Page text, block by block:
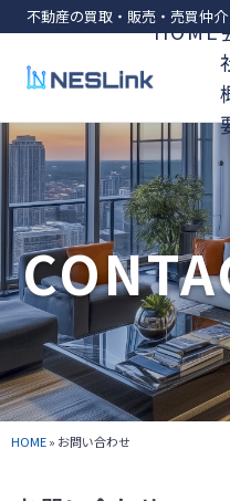
不動産の買取・販売・売買仲
HOME
HOME» お問い合わせ